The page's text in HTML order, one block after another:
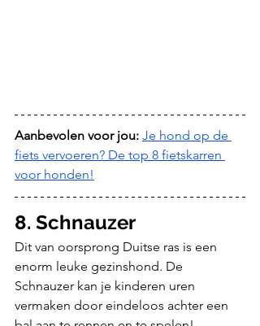
Aanbevolen voor jou: Je hond op de
fiets vervoeren? De top 8 fietskarren
voor honden!
8. Schnauzer
Dit van oorsprong Duitse ras is een
enorm leuke gezinshond. De
Schnauzer kan je kinderen uren
vermaken door eindeloos achter een